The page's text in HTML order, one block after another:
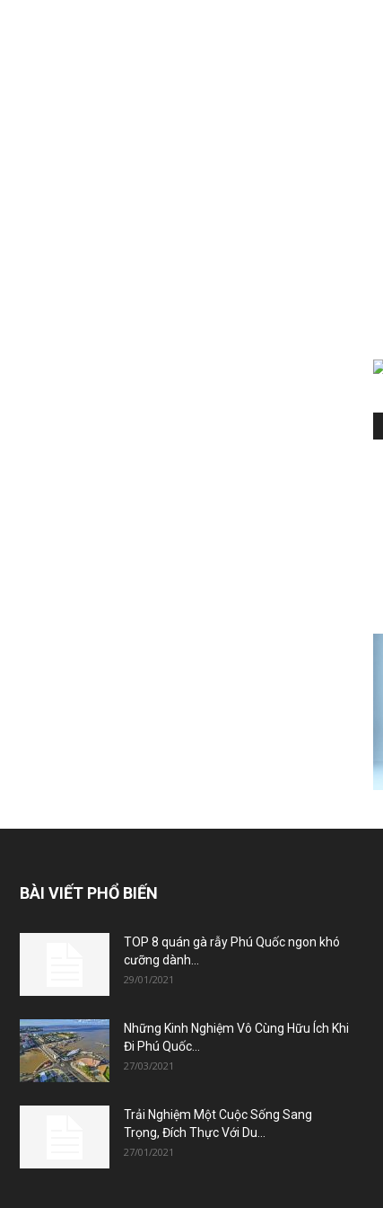
BÀI VIẾT PHỔ BIẾN
TOP 8 quán gà rẫy Phú Quốc ngon khó
cưỡng dành...
29/01/2021
Những Kinh Nghiệm Vô Cùng Hữu Ích Khi
Đi Phú Quốc...
27/03/2021
Trải Nghiệm Một Cuộc Sống Sang
Trọng, Đích Thực Với Du...
27/01/2021